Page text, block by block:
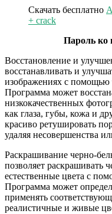
Скачать бесплатно
+ crack
Пароль ко
Восстановление и
восстанавливать и
изображениях с помощью
Программа может
низкокачественных
как глаза, губы, кожа и
красиво ретушировать
удаляя несовершенства
Раскрашивание черно-
позволяет раскрашивать
естественные цвета с
Программа может
применять
реалистичные и живые